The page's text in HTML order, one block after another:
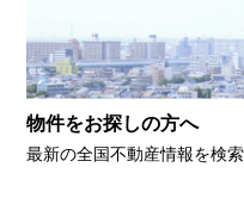
物件をお探しの方へ
最新の全国不動産情報を検索